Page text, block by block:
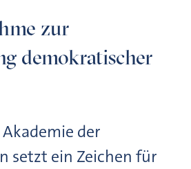
zur
demokratischer
der
setzt ein Zeichen für